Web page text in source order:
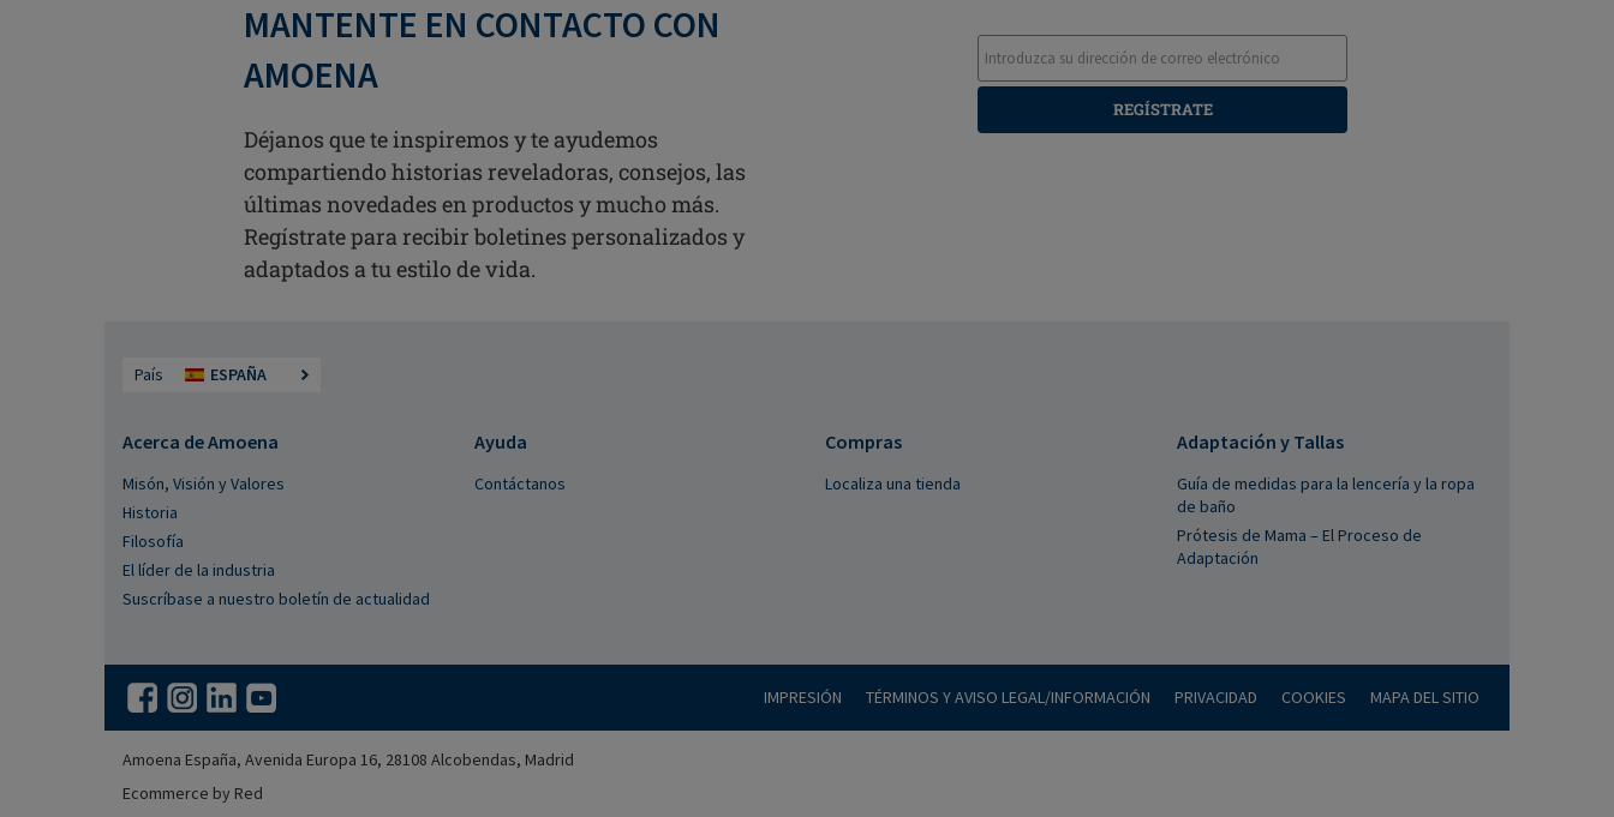
MANTENTE EN CONTACTO CON
AMOENA
Déjanos que te inspiremos y te ayudemos
compartiendo historias reveladoras, consejos, las
últimas novedades en productos y mucho más.
Regístrate para recibir boletines personalizados y
adaptados a tu estilo de vida.
REGÍSTRATE
País ESPAÑA
Acerca de Amoena
Misón, Visión y Valores
Historia
Filosofía
El líder de la industria
Suscríbase a nuestro boletín de actualidad
Ayuda
Contáctanos
Compras
Localiza una tienda
Adaptación y Tallas
Guía de medidas para la lencería y la ropa
de baño
Prótesis de Mama – El Proceso de
Adaptación
IMPRESIÓN TÉRMINOS Y AVISO LEGAL/INFORMACIÓN PRIVACIDAD COOKIES MAPA DEL SITIO
Amoena España, Avenida Europa 16, 28108 Alcobendas, Madrid
Ecommerce by Red